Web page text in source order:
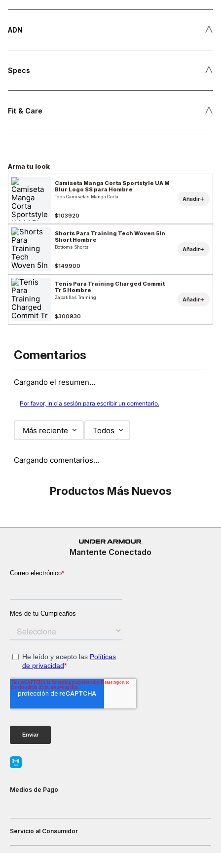
ADN ˄
Specs ˄
Fit & Care ˄
Arma tu look
Camiseta Manga Corta Sportstyle UA M
Blur Logo SS para Hombre
Tops Camisetas Manga Corta
$103920
Añadir+
Shorts Para Training Tech Woven 5In
Short Hombre
Bottoms Shorts
$149900
Añadir+
Tenis Para Training Charged Commit
Tr 5 Hombre
Zapatillas Training
$300930
Añadir+
Comentarios
Cargando el resumen…
Por favor, inicia sesión para escribir un comentario.
Más reciente Todos
Cargando comentarios…
Productos Más Nuevos
Mantente Conectado
Medios de Pago
Servicio al Consumidor